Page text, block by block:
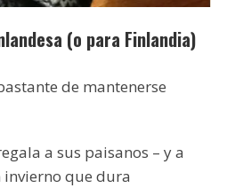
(o para Finlandia)
de mantenerse
a sus paisanos – y a
invierno que dura